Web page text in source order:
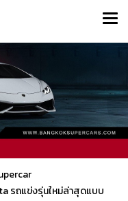
รถแข่งรุ่นใหม่ล่าสุดแบบ